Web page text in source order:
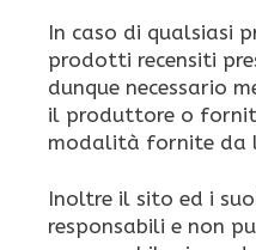
In caso di qualsiasi
prodotti recensiti
dunque necessario
il produttore o
modalità fornite da
Inoltre il sito ed i
responsabili e non